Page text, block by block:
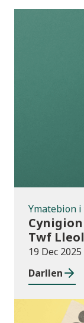
Ymatebion
Twf
19 Dec 2025
Darllen